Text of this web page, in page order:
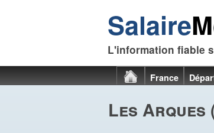
Salaire
L'information fiable
France
Les Arques